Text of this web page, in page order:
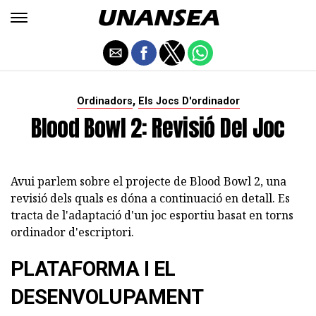
Ordinadors, Els Jocs D'ordinador
Blood Bowl 2: Revisió Del Joc
Avui parlem sobre el projecte de Blood Bowl 2, una
revisió dels quals es dóna a continuació en detall. Es
tracta de l'adaptació d'un joc esportiu basat en torns
ordinador d'escriptori.
PLATAFORMA I EL
DESENVOLUPAMENT